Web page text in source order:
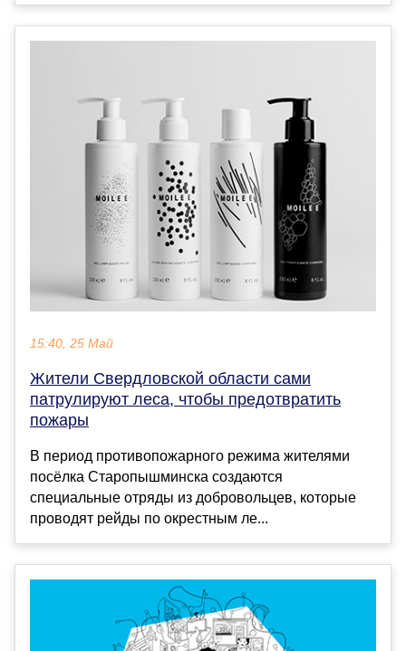
15:40, 25 Май
Жители Свердловской области сами
патрулируют леса, чтобы предотвратить
пожары
В период противопожарного режима жителями
посёлка Старопышминска создаются
специальные отряды из добровольцев, которые
проводят рейды по окрестным ле...